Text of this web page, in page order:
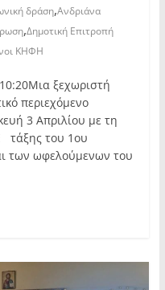
δράση,Ανδριάνα
,Δημοτική Επιτροπή
ΚΗΦΗ
ξεχωριστή
περιεχόμενο
3 Απριλίου με τη
τάξης του 1ου
των ωφελούμενων του